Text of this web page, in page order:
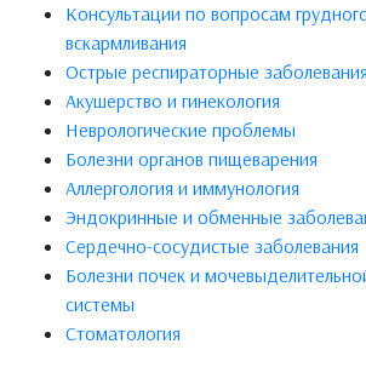
Консультации по вопросам
вскармливания
Острые респираторные заболевания
Акушерство и гинекология
Неврологические проблемы
Болезни органов пищеварения
Аллергология и иммунология
Эндокринные и обменные
Сердечно-сосудистые заболевания
Болезни почек и
системы
Стоматология